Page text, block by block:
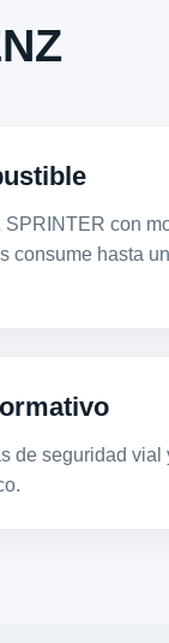
con
consume hasta
de seguridad